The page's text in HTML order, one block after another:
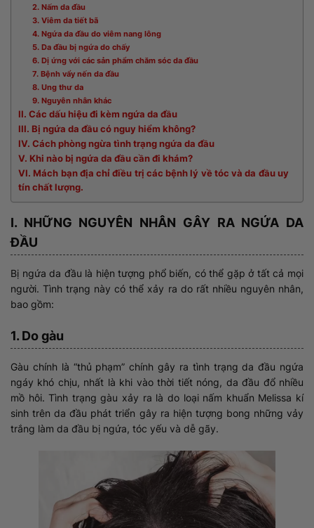
2. Nấm da đầu
3. Viêm da tiết bã
4. Ngứa da đầu do viêm nang lông
5. Da đầu bị ngứa do chấy
6. Dị ứng với các sản phẩm chăm sóc da đầu
7. Bệnh vẩy nến da đầu
8. Ung thư da
9. Nguyên nhân khác
II. Các dấu hiệu đi kèm ngứa da đầu
III. Bị ngứa da đầu có nguy hiểm không?
IV. Cách phòng ngừa tình trạng ngứa da đầu
V. Khi nào bị ngứa da đầu cần đi khám?
VI. Mách bạn địa chỉ điều trị các bệnh lý về tóc và da đầu uy
tín chất lượng.
I. NHỮNG NGUYÊN NHÂN GÂY RA NGỨA DA
ĐẦU
Bị ngứa da đầu là hiện tượng phổ biến, có thể gặp ở tất cả mọi
người. Tình trạng này có thể xảy ra do rất nhiều nguyên nhân,
bao gồm:
1. Do gàu
Gàu chính là “thủ phạm” chính gây ra tình trạng da đầu ngứa
ngáy khó chịu, nhất là khi vào thời tiết nóng, da đầu đổ nhiều
mồ hôi. Tình trạng gàu xảy ra là do loại nấm khuẩn Melissa kí
sinh trên da đầu phát triển gây ra hiện tượng bong những vảy
trắng làm da đầu bị ngứa, tóc yếu và dễ gãy.